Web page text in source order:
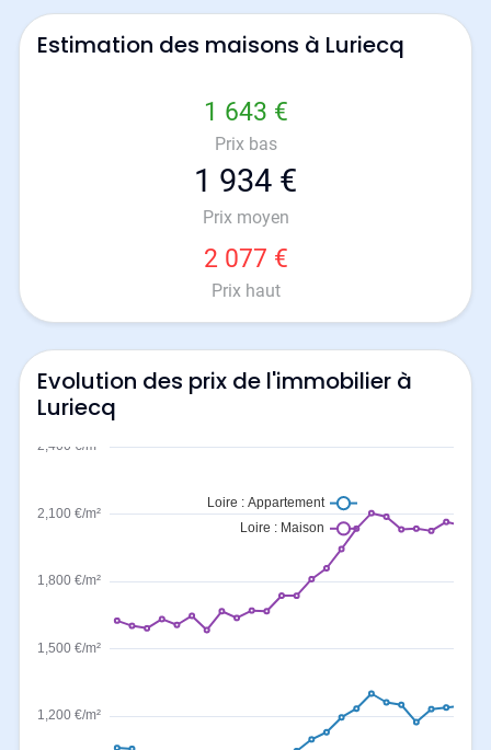
Estimation des maisons à Luriecq
1 643 €
Prix bas
1 934 €
Prix moyen
2 077 €
Prix haut
Evolution des prix de l'immobilier à
Luriecq